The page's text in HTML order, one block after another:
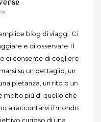
blog di viaggi. Ci
e di osservare. Il
ci consente di cogliere
su un dettaglio, un
pietanza, un rito o un
molto più di quello che
a raccontarvi il mondo
curioso di una